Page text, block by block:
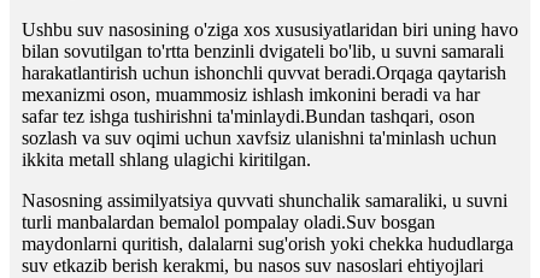
Ushbu suv nasosining o'ziga xos xususiyatlaridan biri uning havo
bilan sovutilgan to'rtta benzinli dvigateli bo'lib, u suvni samarali
harakatlantirish uchun ishonchli quvvat beradi.Orqaga qaytarish
mexanizmi oson, muammosiz ishlash imkonini beradi va har
safar tez ishga tushirishni ta'minlaydi.Bundan tashqari, oson
sozlash va suv oqimi uchun xavfsiz ulanishni ta'minlash uchun
ikkita metall shlang ulagichi kiritilgan.
Nasosning assimilyatsiya quvvati shunchalik samaraliki, u suvni
turli manbalardan bemalol pompalay oladi.Suv bosgan
maydonlarni quritish, dalalarni sug'orish yoki chekka hududlarga
suv etkazib berish kerakmi, bu nasos suv nasoslari ehtiyojlari